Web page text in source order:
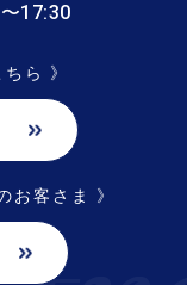
17:30
ら 》
お客さま 》